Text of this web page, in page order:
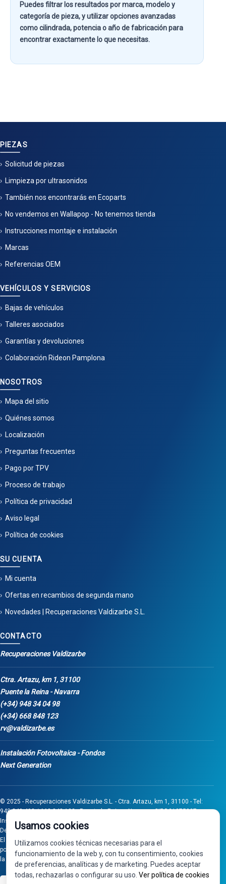
Puedes filtrar los resultados pormarca, modelo y
categoría de pieza, y utilizar opciones avanzadas
comocilindrada, potencia o año de fabricaciónpara
encontrar exactamente lo que necesitas.
PIEZAS
Solicitud de piezas
Limpieza por ultrasonidos
También nos encontrarás en Ecoparts
No vendemos en Wallapop - No tenemos tienda
Instrucciones montaje e instalación
Marcas
Referencias OEM
VEHÍCULOS Y SERVICIOS
Bajas de vehículos
Talleres asociados
Garantías y devoluciones
Colaboración Rideon Pamplona
NOSOTROS
Mapa del sitio
Quiénes somos
Localización
Preguntas frecuentes
Pago por TPV
Proceso de trabajo
Política de privacidad
Aviso legal
Política de cookies
SU CUENTA
Mi cuenta
Ofertas en recambios de segunda mano
Novedades | Recuperaciones Valdizarbe S.L.
CONTACTO
Recuperaciones Valdizarbe
Ctra. Artazu, km 1, 31100
Puente la Reina - Navarra
(+34) 948 34 04 98
(+34) 668 848 123
rv@valdizarbe.es
Instalación Fotovoltaica - Fondos
Next Generation
© 2025 - Recuperaciones Valdizarbe S.L. - Ctra. Artazu, km 1, 31100 - Tel:
948 340 498 / 668 848 123 - Puente la Reina - Navarra - CIF B31275837.
Inscrita en el Registro Mercantil de Navarra, Tomo 32, Folio 75, Hoja 525.
Desarrollado porSeintosoft
El proyecto de inversión "0011-0558-2024-000008" ha sido subvencionado
por Gobierno de Navarra al amparo de la convocatoria de 2024 de Ayudas a
la inversión en pymes industriales
Usamos cookies
Utilizamos cookies técnicas necesarias para el
funcionamiento de la web y, con tu consentimiento, cookies
de preferencias, analíticas y de marketing. Puedes aceptar
todas, rechazarlas o configurar su uso. Ver política de cookies